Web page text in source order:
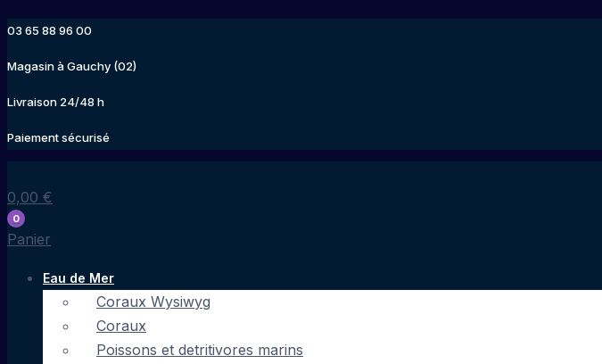
contenu
03 65 88 96 00
Magasin à Gauchy (02)
Livraison 24/48 h
Paiement sécurisé
0,00 €
0
Panier
Eau de Mer
Coraux Wysiwyg
Coraux
Poissons et detritivores marins